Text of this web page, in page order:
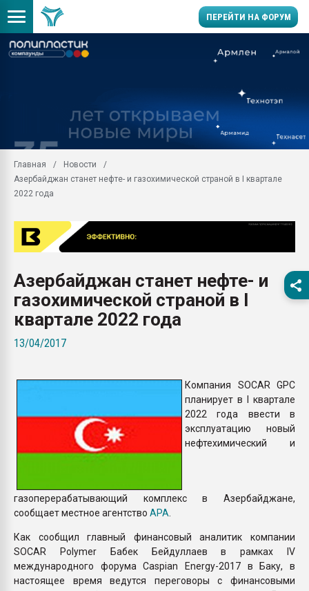
ПЕРЕЙТИ НА ФОРУМ
Подмосковье, Москва
28.07.2026
первый план в
ситуацией на
вакуумного
Продам отходы
поликарбоната и АБС-
Armaloy PC/ABS-1IM
Главная
Новости
Азербайджан станет нефте- и газохимической страной в I квартале
2022 года
Азербайджан станет нефте- и
газохимической страной в I
квартале 2022 года
13/04/2017
Компания SOCAR GPC
планирует в I квартале
2022 года ввести в
эксплуатацию новый
нефтехимический и
газоперерабатывающий комплекс в Азербайджане,
сообщает местное агентство APA
Как сообщил главный финансовый аналитик компании
SOCAR Polymer Бабек Бейдуллаев в рамках IV
международного форума Caspian Energy-2017 в Баку, в
настоящее время ведутся переговоры с финансовыми